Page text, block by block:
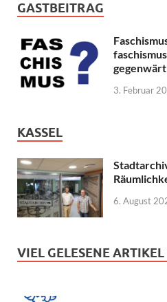
GASTBEITRAG
3. Februar
KASSEL
6. August
VIEL GELESENE